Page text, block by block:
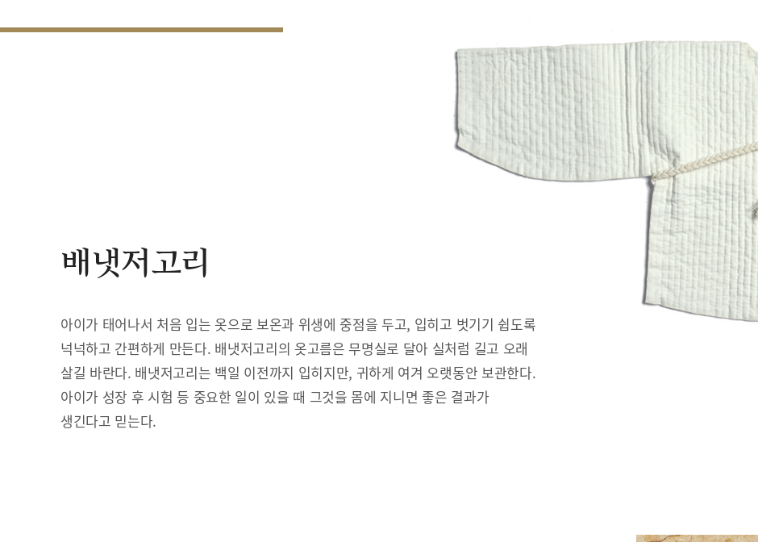
배냇저고리
아이가 태어나서 처음 입는 옷으로 보온과 위생에 중점을 두고, 입히고 벗기기 쉽도록
넉넉하고 간편하게 만든다. 배냇저고리의 옷고름은 무명실로 달아 실처럼 길고 오래
살길 바란다. 배냇저고리는 백일 이전까지 입히지만, 귀하게 여겨 오랫동안 보관한다.
아이가 성장 후 시험 등 중요한 일이 있을 때 그것을 몸에 지니면 좋은 결과가
생긴다고 믿는다.